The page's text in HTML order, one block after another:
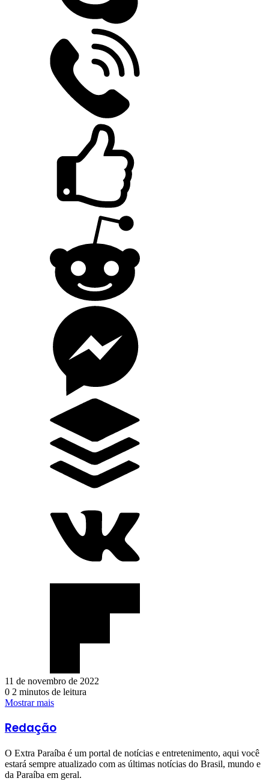
11 de novembro de 2022
0 2 minutos de leitura
Mostrar mais
Redação
O Extra Paraíba é um portal de notícias e entretenimento, aqui você
estará sempre atualizado com as últimas notícias do Brasil, mundo e
da Paraíba em geral.